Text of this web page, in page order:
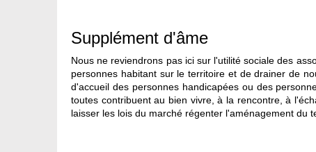
Supplément d'âme
Nous ne reviendrons pas ici sur l'utilité sociale des
personnes habitant sur le territoire et de drainer de
d'accueil des personnes handicapées ou des
toutes contribuent au bien vivre, à la rencontre, à
laisser les lois du marché régenter l'aménagement du